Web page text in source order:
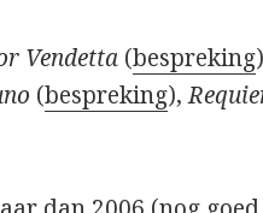
Vendetta (bespreking
(bespreking),